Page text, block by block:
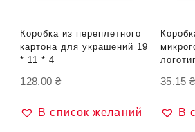
Коробка из переплетного
картона для украшений 19
* 11 * 4
128.00 ₴
В список желаний
35.15₴
В